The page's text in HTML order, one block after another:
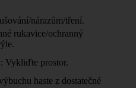
nárazům/tření.
rukavice/ochranný
Vykliďte prostor.
haste z dostatečné